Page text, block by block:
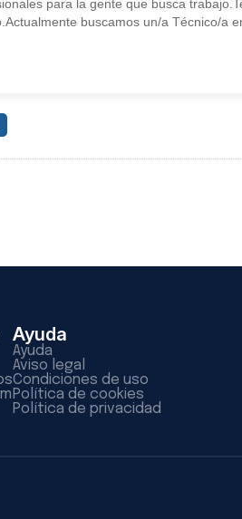
para la gente que busca
buscamos un/a Técnico/a
Ayuda
Ayuda
Aviso legal
Condiciones de uso
Política de cookies
Política de privacidad